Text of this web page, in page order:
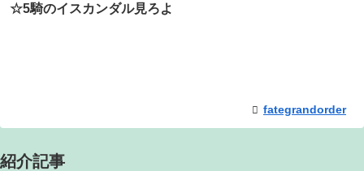
☆5騎のイスカンダル見ろよ
fategrandorder
紹介記事